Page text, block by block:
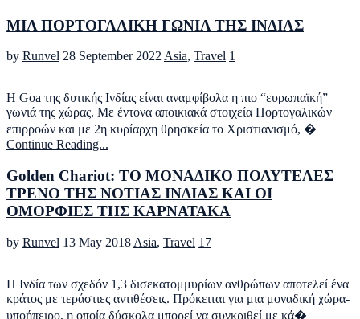
ΜΙΑ ΠΟΡΤΟΓΑΛΙΚΗ ΓΩΝΙΑ ΤΗΣ ΙΝΔΙΑΣ
by Runvel 28 September 2022 Asia, Travel 1
H Goa της δυτικής Ινδίας είναι αναμφίβολα η πιο “ευρωπαϊκή”
γωνιά της χώρας. Με έντονα αποικιακά στοιχεία Πορτογαλικών
επιρροών και με 2η κυρίαρχη θρησκεία το Χριστιανισμό, �
Continue Reading...
Golden Chariot: ΤΟ ΜΟΝΑΔΙΚΟ ΠΟΛΥΤΕΛΕΣ
ΤΡΕΝΟ ΤΗΣ ΝΟΤΙΑΣ ΙΝΔΙΑΣ ΚΑΙ ΟΙ
ΟΜΟΡΦΙΕΣ ΤΗΣ ΚΑΡΝΑΤΑΚΑ
by Runvel 13 May 2018 Asia, Travel 17
Η Ινδία των σχεδόν 1,3 δισεκατομμυρίων ανθρώπων αποτελεί ένα
κράτος με τεράστιες αντιθέσεις. Πρόκειται για μια μοναδική χώρα-
υποήπειρο, η οποία δύσκολα μπορεί να συγκριθεί με κά�